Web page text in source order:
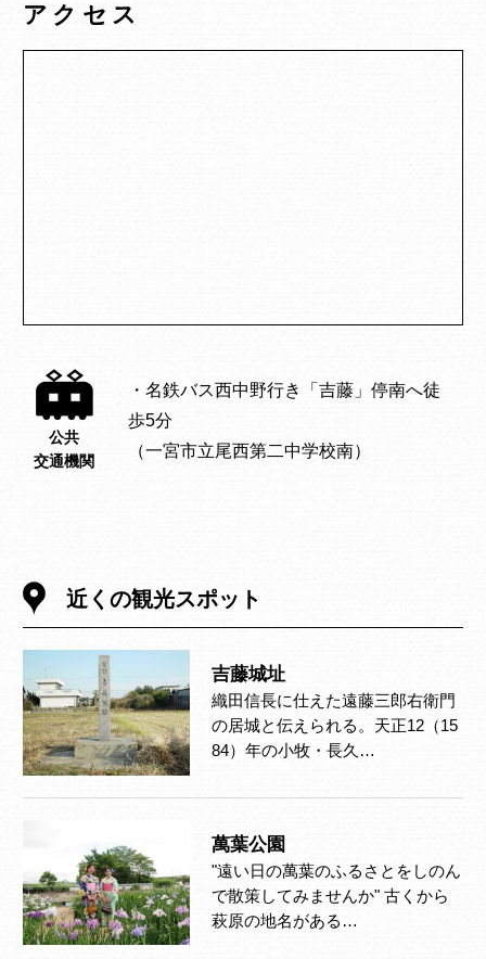
アクセス
公共
交通機関
・名鉄バス西中野行き「吉藤」停南へ徒
歩5分
（一宮市立尾西第二中学校南）
近くの観光スポット
吉藤城址
織田信長に仕えた遠藤三郎右衛門
の居城と伝えられる。天正12（15
84）年の小牧・長久…
萬葉公園
"遠い日の萬葉のふるさとをしのん
で散策してみませんか" 古くから
萩原の地名がある…